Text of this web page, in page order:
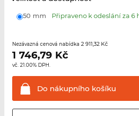
50 mm Připraveno k odeslání za 6
Nezávazná cenová nabídka 2 911,32 Kč
1 746,79 Kč
vč. 21.00% DPH.
Do nákupního košíku